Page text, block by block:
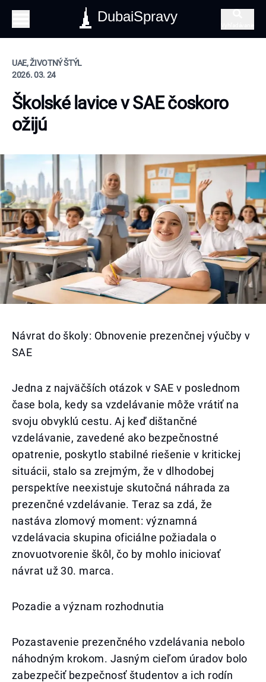
DubaiSpravy
UAE, ŽIVOTNÝ ŠTÝL
2026. 03. 24
Školské lavice v SAE čoskoro
ožijú
Návrat do školy: Obnovenie prezenčnej výučby v
SAE
Jedna z najväčších otázok v SAE v poslednom
čase bola, kedy sa vzdelávanie môže vrátiť na
svoju obvyklú cestu. Aj keď dištančné
vzdelávanie, zavedené ako bezpečnostné
opatrenie, poskytlo stabilné riešenie v kritickej
situácii, stalo sa zrejmým, že v dlhodobej
perspektíve neexistuje skutočná náhrada za
prezenčné vzdelávanie. Teraz sa zdá, že
nastáva zlomový moment: významná
vzdelávacia skupina oficiálne požiadala o
znovuotvorenie škôl, čo by mohlo iniciovať
návrat už 30. marca.
Pozadie a význam rozhodnutia
Pozastavenie prezenčného vzdelávania nebolo
náhodným krokom. Jasným cieľom úradov bolo
zabezpečiť bezpečnosť študentov a ich rodín